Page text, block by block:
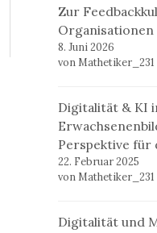
Zur
Organisationen
8. Juni 2026
von Mathetiker_231
Digitalität & KI
Perspektive für
22. Februar 2025
von Mathetiker_231
Digitalität und